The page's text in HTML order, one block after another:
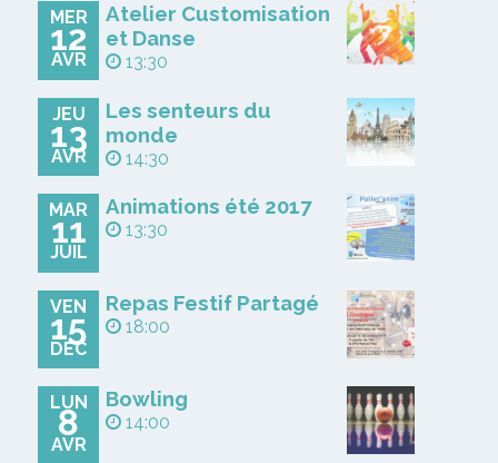
MER
12
AVR
Atelier Customisation
et Danse
13:30
JEU
13
AVR
Les senteurs du
monde
14:30
MAR
11
JUIL
Animations été 2017
13:30
VEN
15
DÉC
Repas Festif Partagé
18:00
LUN
8
AVR
Bowling
14:00